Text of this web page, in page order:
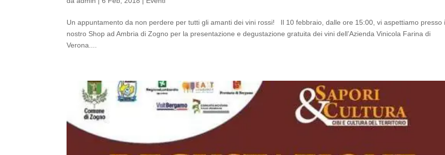
Un appuntamento da non perdere per tutti gli amanti dei vini rossi! Il 10 febbraio, dalle ore 15:00, vi aspettiamo presso
nostro Shop ad Ambria di Zogno per la presentazione e degustazione gratuita dei vini dell’Azienda Vinicola Farina di
Verona....